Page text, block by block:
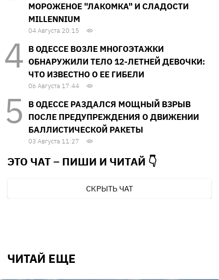
МОРОЖЕНОЕ "ЛАКОМКА" И СЛАДОСТИ
MILLENNIUM
04 Августа 20:15
В ОДЕССЕ ВОЗЛЕ МНОГОЭТАЖКИ
ОБНАРУЖИЛИ ТЕЛО 12-ЛЕТНЕЙ ДЕВОЧКИ:
ЧТО ИЗВЕСТНО О ЕЕ ГИБЕЛИ
06 Августа 17:44
В ОДЕССЕ РАЗДАЛСЯ МОЩНЫЙ ВЗРЫВ
ПОСЛЕ ПРЕДУПРЕЖДЕНИЯ О ДВИЖЕНИИ
БАЛЛИСТИЧЕСКОЙ РАКЕТЫ
03 Августа 11:27
ЭТО ЧАТ – ПИШИ И ЧИТАЙ 👇
СКРЫТЬ ЧАТ
ЧИТАЙ ЕЩЕ